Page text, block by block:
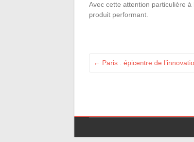
Avec cette attention particulière
produit performant.
← Paris : épicentre de